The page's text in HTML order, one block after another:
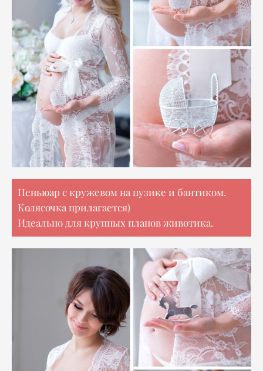
Пеньюар с кружевом на пузике и бантиком.
Колясочка прилагается)
Идеально для крупных планов животика.